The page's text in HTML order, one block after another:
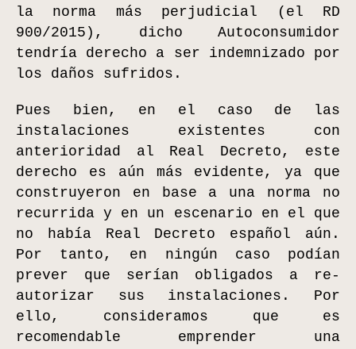
la norma más perjudicial (el RD
900/2015), dicho Autoconsumidor
tendría derecho a ser indemnizado por
los daños sufridos.
Pues bien, en el caso de las
instalaciones existentes con
anterioridad al Real Decreto, este
derecho es aún más evidente, ya que
construyeron en base a una norma no
recurrida y en un escenario en el que
no había Real Decreto español aún.
Por tanto, en ningún caso podían
prever que serían obligados a re-
autorizar sus instalaciones. Por
ello, consideramos que es
recomendable emprender una